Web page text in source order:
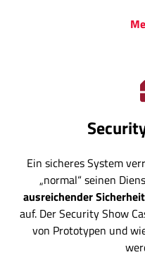
Ein sicheres System
„normal“ seinen
ausreichender
auf. Der Security Show
von Prototypen und